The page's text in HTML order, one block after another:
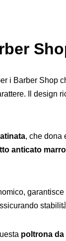
i Barber Shop
Il design
, che dona
anticato
poltrona da